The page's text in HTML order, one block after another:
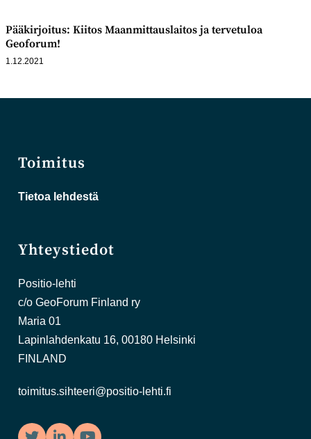
Pääkirjoitus: Kiitos Maanmittauslaitos ja tervetuloa
Geoforum!
1.12.2021
Toimitus
Tietoa lehdestä
Yhteystiedot
Positio-lehti
c/o GeoForum Finland ry
Maria 01
Lapinlahdenkatu 16, 00180 Helsinki
FINLAND
toimitus.sihteeri@positio-lehti.fi
TwitterLinkedInYouTube